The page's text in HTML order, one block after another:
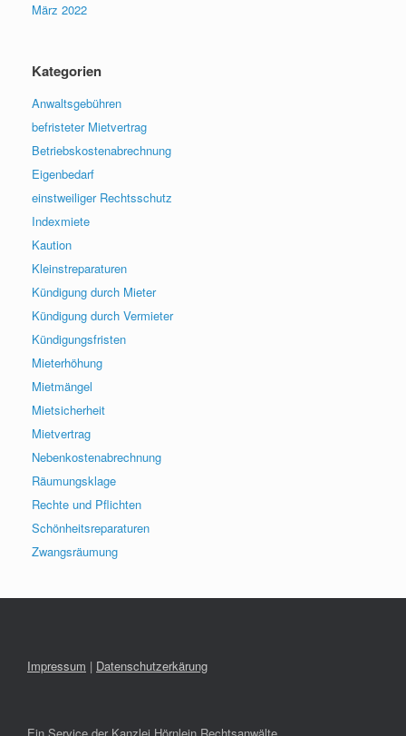
März 2022
Kategorien
Anwaltsgebühren
befristeter Mietvertrag
Betriebskostenabrechnung
Eigenbedarf
einstweiliger Rechtsschutz
Indexmiete
Kaution
Kleinstreparaturen
Kündigung durch Mieter
Kündigung durch Vermieter
Kündigungsfristen
Mieterhöhung
Mietmängel
Mietsicherheit
Mietvertrag
Nebenkostenabrechnung
Räumungsklage
Rechte und Pflichten
Schönheitsreparaturen
Zwangsräumung
Impressum | Datenschutzerkärung